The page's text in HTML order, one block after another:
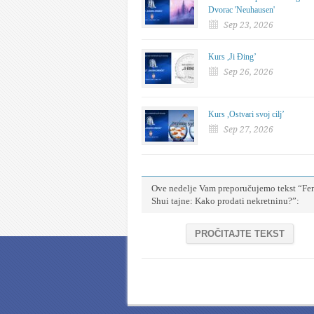
Dvorac 'Neuhausen'
Sep 23, 2026
Kurs ,Ji Đing’
Sep 26, 2026
Kurs ,Ostvari svoj cilj’
Sep 27, 2026
Ove nedelje Vam preporučujemo tekst
Shui tajne: Kako prodati nekretninu?”:
PROČITAJTE TEKST